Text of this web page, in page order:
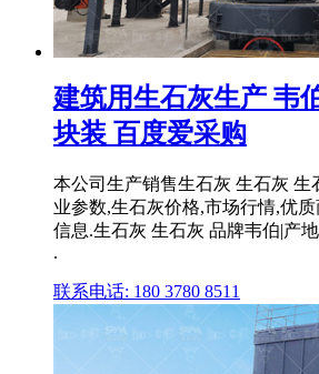
建筑用生石灰生产 韦
块装 百度爱采购
本公司生产销售生石灰 生石灰 生
业参数,生石灰价格,市场行情,优
信息.生石灰 生石灰 品牌韦伯|产
.
联系电话: 180 3780 8511